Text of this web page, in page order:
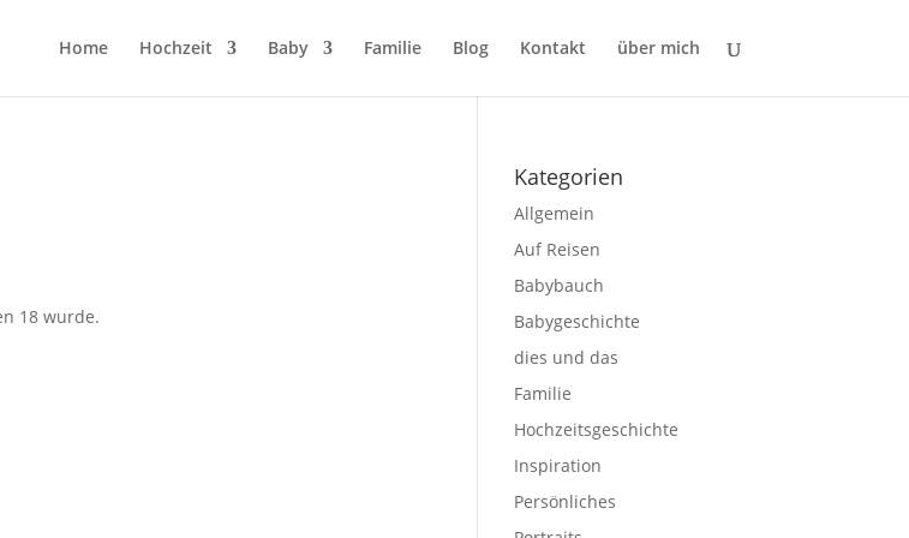
Home Hochzeit Baby Familie Blog Kontakt über mich
18 wurde.
Kategorien
Allgemein
Auf Reisen
Babybauch
Babygeschichte
dies und das
Familie
Hochzeitsgeschichte
Inspiration
Persönliches